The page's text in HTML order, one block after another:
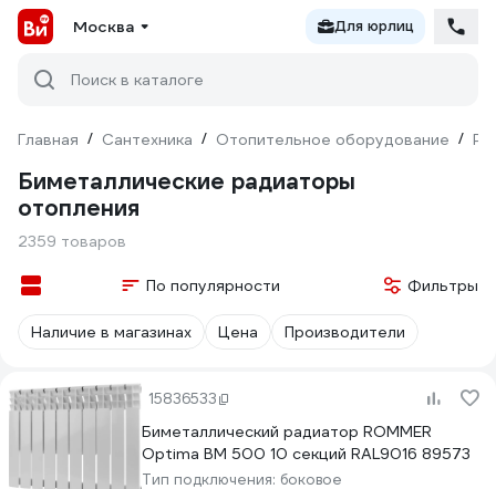
Москва Для юрлиц
Поиск в каталоге
Главная / Сантехника / Отопительное оборудование /
Биметаллические радиаторы
отопления
2359 товаров
По популярности Фильтры
Наличие в магазинах Цена Производители
15836533
Биметаллический радиатор ROMMER
Optima BM 500 10 секций RAL9016 89573
Тип подключения: боковое